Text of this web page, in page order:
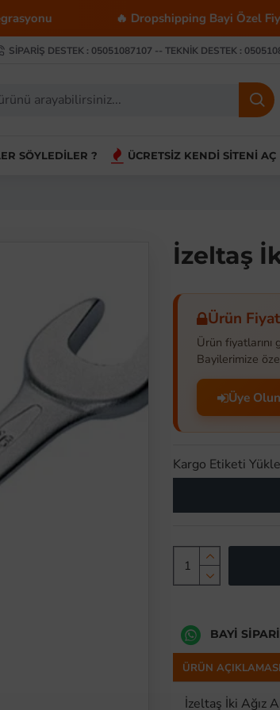
🔥 Dropshipping Bayi Özel Fiyatları
SIPARIŞ DESTEK : 05051087107 -- TEKNIK DESTEK :
SÖYLEDILER ? ÜCRETSIZ KENDI SITENI AÇ
İzeltaş
Ürün
Ürün
Bayilerimize
Üye
Kargo Etiketi Yükle
BAYI
ÜRÜN AÇIKLAMASI
İzeltaş İki Ağız